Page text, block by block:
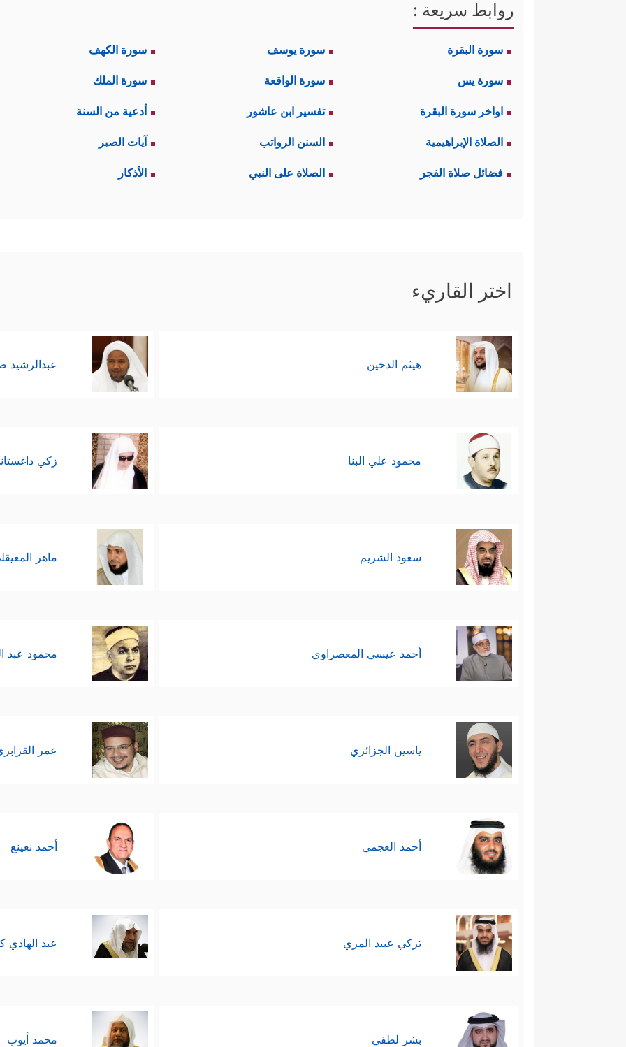
روابط سريعة :
سورة البقرة سورة يوسف سورة الكهف
سورة يس سورة الواقعة سورة الملك
اواخر سورة البقرة تفسير ابن عاشور أدعية من السنة
الصلاة الإبراهيمية السنن الرواتب آيات الصبر
فضائل صلاة الفجر الصلاة على النبي الأذكار
اختر القاريء
هيثم الدخين عبدالرشيد
محمود علي البنا زكي
سعود الشريم ماهر
أحمد عيسي المعصراوي محمود عبد
ياسين الجزائري عمر
أحمد العجمي أحمد نعينع
تركي عبيد المري عبد الهادي
بشر لطفي محمد أيوب